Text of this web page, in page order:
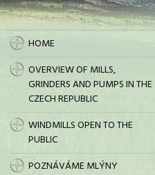
HOME
OVERVIEW OF MILLS,
GRINDERS AND PUMPS IN THE
CZECH REPUBLIC
WINDMILLS OPEN TO THE
PUBLIC
POZNÁVÁME MLÝNY